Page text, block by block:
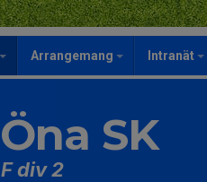
Arrangemang Intranät
Öna SK
F div 2